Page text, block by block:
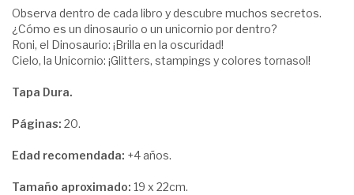
Observa dentro de cada libro y descubre muchos secretos.
¿Cómo es un dinosaurio o un unicornio por dentro?
Roni, el Dinosaurio: ¡Brilla en la oscuridad!
Cielo, la Unicornio: ¡Glitters, stampings y colores tornasol!
Tapa Dura.
Páginas: 20.
Edad recomendada: +4 años.
Tamaño aproximado: 19 x 22cm.